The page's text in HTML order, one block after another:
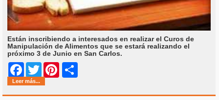
Están inscribiendo a interesados en realizar el Curos de
Manipulación de Alimentos que se estará realizando el
próximo 3 de Junio en San Carlos.
Facebook
Twitter Pinterest
Leer más...